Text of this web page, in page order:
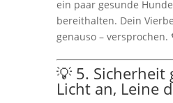
ein paar gesunde
bereithalten. Dein
genauso – versprochen.
💡 5. Sicherheit
Licht an, Leine